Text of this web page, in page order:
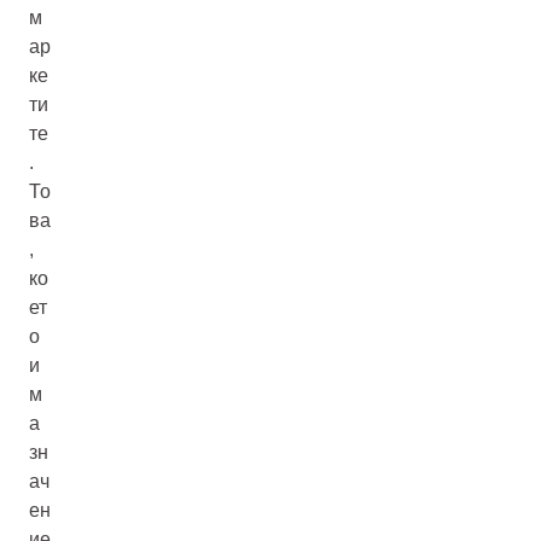
м
ар
ке
ти
те
.
То
ва
,
ко
ет
о
и
м
а
зн
ач
ен